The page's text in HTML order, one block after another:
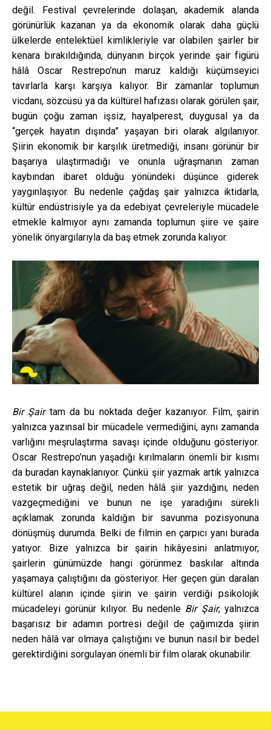
değil. Festival çevrelerinde dolaşan, akademik alanda
görünürlük kazanan ya da ekonomik olarak daha güçlü
ülkelerde entelektüel kimlikleriyle var olabilen şairler bir
kenara bırakıldığında, dünyanın birçok yerinde şair figürü
hâlâ Oscar Restrepo’nun maruz kaldığı küçümseyici
tavırlarla karşı karşıya kalıyor. Bir zamanlar toplumun
vicdanı, sözcüsü ya da kültürel hafızası olarak görülen şair,
bugün çoğu zaman işsiz, hayalperest, duygusal ya da
“gerçek hayatın dışında” yaşayan biri olarak algılanıyor.
Şiirin ekonomik bir karşılık üretmediği, insanı görünür bir
başarıya ulaştırmadığı ve onunla uğraşmanın zaman
kaybından ibaret olduğu yönündeki düşünce giderek
yaygınlaşıyor. Bu nedenle çağdaş şair yalnızca iktidarla,
kültür endüstrisiyle ya da edebiyat çevreleriyle mücadele
etmekle kalmıyor aynı zamanda toplumun şiire ve şaire
yönelik önyargılarıyla da baş etmek zorunda kalıyor.
Bir Şairtam da bu noktada değer kazanıyor. Film, şairin
yalnızca yazınsal bir mücadele vermediğini, aynı zamanda
varlığını meşrulaştırma savaşı içinde olduğunu gösteriyor.
Oscar Restrepo’nun yaşadığı kırılmaların önemli bir kısmı
da buradan kaynaklanıyor. Çünkü şiir yazmak artık yalnızca
estetik bir uğraş değil, neden hâlâ şiir yazdığını, neden
vazgeçmediğini ve bunun ne işe yaradığını sürekli
açıklamak zorunda kaldığın bir savunma pozisyonuna
dönüşmüş durumda. Belki de filmin en çarpıcı yanı burada
yatıyor. Bize yalnızca bir şairin hikâyesini anlatmıyor,
şairlerin günümüzde hangi görünmez baskılar altında
yaşamaya çalıştığını da gösteriyor. Her geçen gün daralan
kültürel alanın içinde şiirin ve şairin verdiği psikolojik
mücadeleyi görünür kılıyor. Bu nedenle Bir Şair, yalnızca
başarısız bir adamın portresi değil de çağımızda şiirin
neden hâlâ var olmaya çalıştığını ve bunun nasıl bir bedel
gerektirdiğini sorgulayan önemli bir film olarak okunabilir.